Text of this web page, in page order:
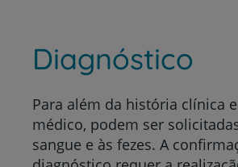
Diagnóstico
Para além da história clínica
médico, podem ser
sangue e às fezes. A